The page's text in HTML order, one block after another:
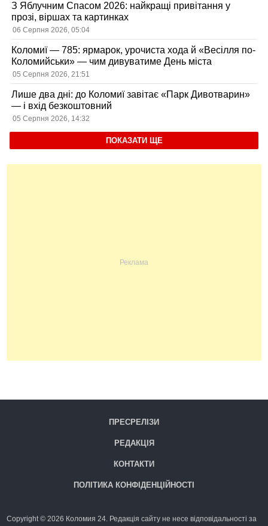
З Яблучним Спасом 2026: найкращі привітання у
прозі, віршах та картинках
06 Серпня 2026, 05:04
Коломиї — 785: ярмарок, урочиста хода й «Весілля по-
Коломийськи» — чим дивуватиме День міста
05 Серпня 2026, 21:51
Лише два дні: до Коломиї завітає «Парк Дивотварин»
— і вхід безкоштовний
05 Серпня 2026, 14:32
ПОКАЗАТИ ЩЕ
ПРЕСРЕЛІЗИ
РЕДАКЦІЯ
КОНТАКТИ
ПОЛІТИКА КОНФІДЕНЦІЙНОСТІ
Copyright © 2026 Коломия 24. Редакція сайту не несе відповідальності за